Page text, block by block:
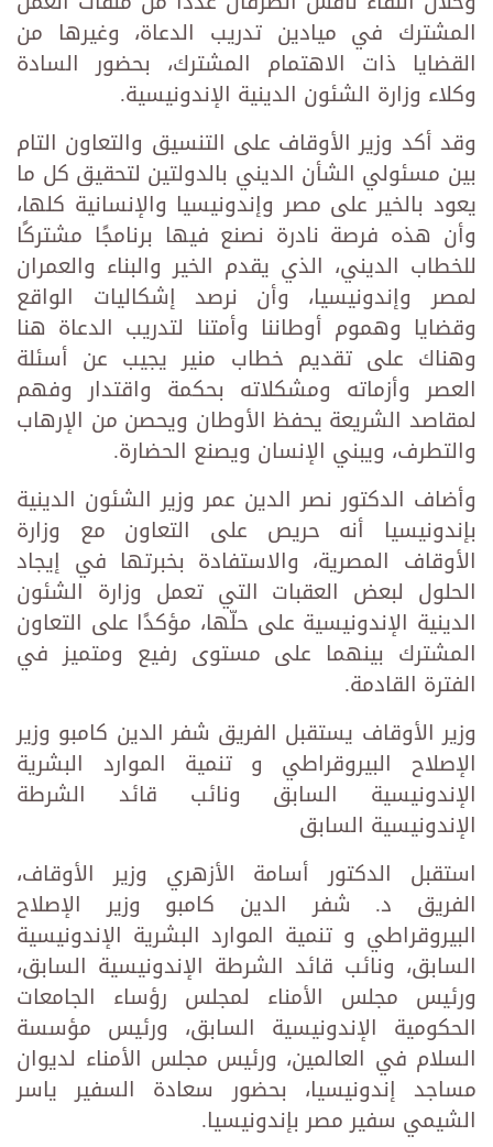
المشترك في ميادين تدريب الدعاة، وغيرها من
القضايا ذات الاهتمام المشترك، بحضور السادة
وكلاء وزارة الشئون الدينية الإندونيسية.
وقد أكد وزير الأوقاف على التنسيق والتعاون التام
بين مسئولي الشأن الديني بالدولتين لتحقيق كل ما
يعود بالخير على مصر وإندونيسيا والإنسانية كلها،
وأن هذه فرصة نادرة نصنع فيها برنامجًا مشتركًا
للخطاب الديني، الذي يقدم الخير والبناء والعمران
لمصر وإندونيسيا، وأن نرصد إشكاليات الواقع
وقضايا وهموم أوطاننا وأمتنا لتدريب الدعاة هنا
وهناك على تقديم خطاب منير يجيب عن أسئلة
العصر وأزماته ومشكلاته بحكمة واقتدار وفهم
لمقاصد الشريعة يحفظ الأوطان ويحصن من الإرهاب
والتطرف، ويبني الإنسان ويصنع الحضارة.
وأضاف الدكتور نصر الدين عمر وزير الشئون الدينية
بإندونيسيا أنه حريص على التعاون مع وزارة
الأوقاف المصرية، والاستفادة بخبرتها في إيجاد
الحلول لبعض العقبات التي تعمل وزارة الشئون
الدينية الإندونيسية على حلّها، مؤكدًا على التعاون
المشترك بينهما على مستوى رفيع ومتميز في
الفترة القادمة.
وزير الأوقاف يستقبل الفريق شفر الدين كامبو وزير
الإصلاح البيروقراطي و تنمية الموارد البشرية
الإندونيسية السابق ونائب قائد الشرطة
الإندونيسية السابق
استقبل الدكتور أسامة الأزهري وزير الأوقاف،
الفريق د. شفر الدين كامبو وزير الإصلاح
البيروقراطي و تنمية الموارد البشرية الإندونيسية
السابق، ونائب قائد الشرطة الإندونيسية السابق،
ورئيس مجلس الأمناء لمجلس رؤساء الجامعات
الحكومية الإندونيسية السابق، ورئيس مؤسسة
السلام في العالمين، ورئيس مجلس الأمناء لديوان
مساجد إندونيسيا، بحضور سعادة السفير ياسر
الشيمي سفير مصر بإندونيسيا.